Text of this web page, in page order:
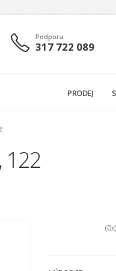
Podpora
317 722 089
PRODEJ
122
(0